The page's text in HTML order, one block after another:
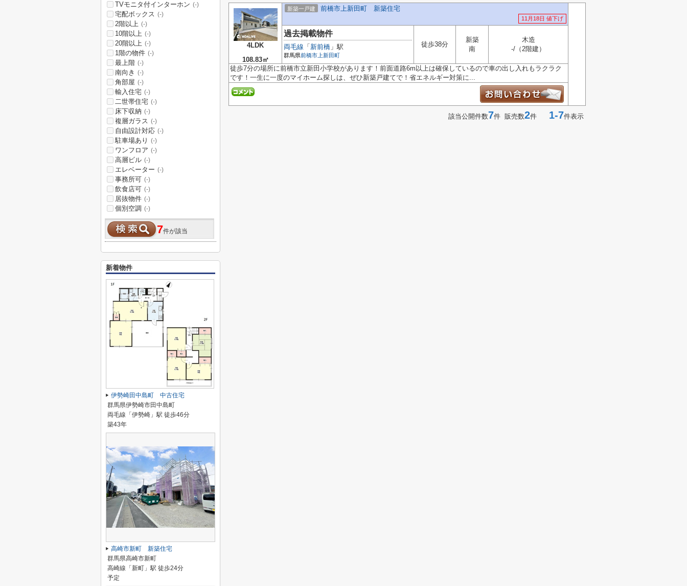
4LDK
108.83㎡
新築一戸建 前橋市上新田町 新築住宅
11月18日 値下げ
過去掲載物件
両毛線 「 新前橋 」駅
群馬県前橋市 上新田町
徒歩38分
新築
南
木造
-/（2階建）
徒歩7分の場所に前橋市立新田小学校があります！前面道路6m以上は確保しているので車の出し入れもラクラク
です！一生に一度のマイホーム探しは、ぜひ新築戸建てで！省エネルギー対策に...
該当公開件数7件 販売数2件 1-7件表示
TVモニタ付インターホン (-)
宅配ボックス (-)
2階以上 (-)
10階以上 (-)
20階以上 (-)
1階の物件 (-)
最上階 (-)
南向き (-)
角部屋 (-)
輸入住宅 (-)
二世帯住宅 (-)
床下収納 (-)
複層ガラス (-)
自由設計対応 (-)
駐車場あり (-)
ワンフロア (-)
高層ビル (-)
エレベーター (-)
事務所可 (-)
飲食店可 (-)
居抜物件 (-)
個別空調 (-)
7件が該当
新着物件
伊勢崎田中島町 中古住宅
群馬県伊勢崎市田中島町
両毛線「伊勢崎」駅 徒歩46分
築43年
高崎市新町 新築住宅
群馬県高崎市新町
高崎線「新町」駅 徒歩24分
予定